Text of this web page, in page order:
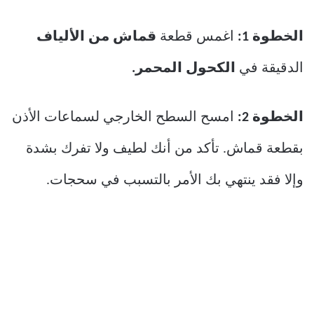
الخطوة 1: اغمس قطعة قماش من الألياف
الدقيقة في الكحول المحمر.
الخطوة 2: امسح السطح الخارجي لسماعات الأذن
بقطعة قماش. تأكد من أنك لطيف ولا تفرك بشدة
وإلا فقد ينتهي بك الأمر بالتسبب في سحجات.